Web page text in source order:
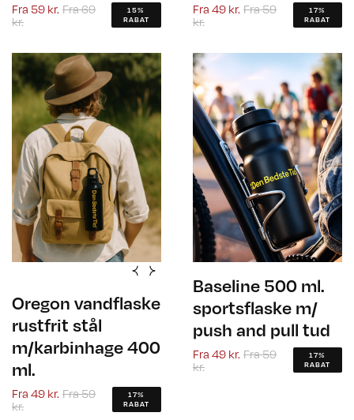
Fra 59 kr. Fra69
kr.
15%
RABAT
Fra 49 kr. Fra59
kr.
17%
RABAT
Oregon vandflaske
rustfrit stål
m/karbinhage 400
ml.
Fra 49 kr. Fra59
kr.
17%
RABAT
Baseline 500 ml.
sportsflaske m/
push and pull tud
Fra 49 kr. Fra59
kr.
17%
RABAT